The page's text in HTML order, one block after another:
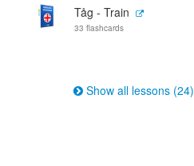
Tåg - Train
33 flashcards
Show all lessons (24)